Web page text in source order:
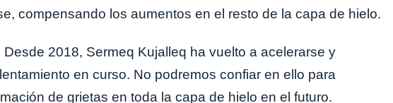
compensando los aumentos en el resto de la capa de hielo.
2018, Sermeq Kujalleq ha vuelto a acelerarse y
en curso. No podremos confiar en ello para
de grietas en toda la capa de hielo en el futuro.